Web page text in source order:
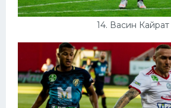
14. Васин Кайрат